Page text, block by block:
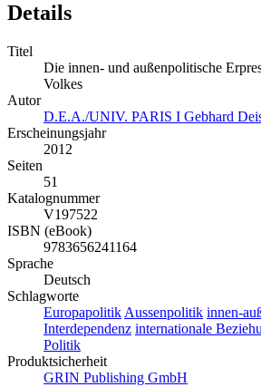
Details
Titel
Die innen- und außenpolitische
Volkes
Autor
D.E.A./UNIV. PARIS I Gebhard
Erscheinungsjahr
2012
Seiten
51
Katalognummer
V197522
ISBN (eBook)
9783656241164
Sprache
Deutsch
Schlagworte
Europapolitik Aussenpolitik innen-
Interdependenz internationale
Politik
Produktsicherheit
GRIN Publishing GmbH